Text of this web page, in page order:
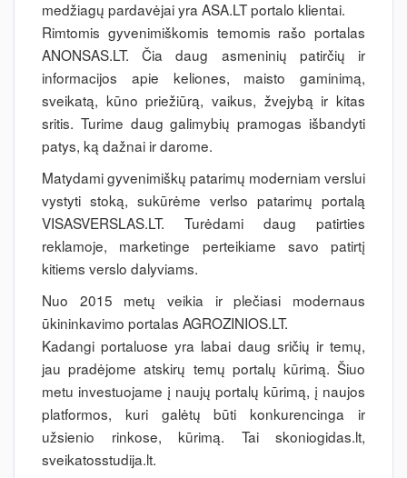
medžiagų pardavėjai yra ASA.LT portalo klientai.
Rimtomis gyvenimiškomis temomis rašo portalas
ANONSAS.LT. Čia daug asmeninių patirčių ir
informacijos apie keliones, maisto gaminimą,
sveikatą, kūno priežiūrą, vaikus, žvejybą ir kitas
sritis. Turime daug galimybių pramogas išbandyti
patys, ką dažnai ir darome.
Matydami gyvenimiškų patarimų moderniam verslui
vystyti stoką, sukūrėme verlso patarimų portalą
VISASVERSLAS.LT. Turėdami daug patirties
reklamoje, marketinge perteikiame savo patirtį
kitiems verslo dalyviams.
Nuo 2015 metų veikia ir plečiasi modernaus
ūkininkavimo portalas AGROZINIOS.LT.
Kadangi portaluose yra labai daug sričių ir temų,
jau pradėjome atskirų temų portalų kūrimą. Šiuo
metu investuojame į naujų portalų kūrimą, į naujos
platformos, kuri galėtų būti konkurencinga ir
užsienio rinkose, kūrimą. Tai skoniogidas.lt,
sveikatosstudija.lt.